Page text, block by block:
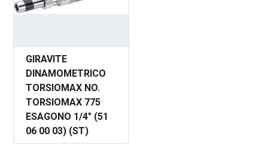
GIRAVITE
DINAMOMETRICO
TORSIOMAX NO.
TORSIOMAX 775
ESAGONO 1/4" (51
06 00 03) (ST)